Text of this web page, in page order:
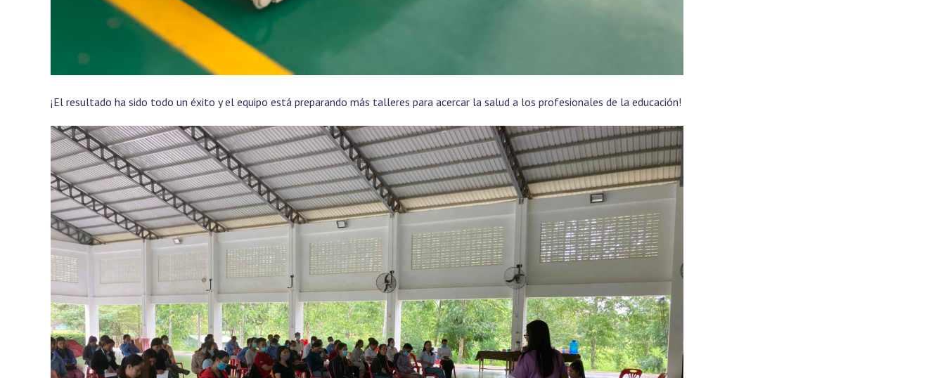
¡El resultado ha sido todo un éxito y el equipo está preparando más talleres para acercar la salud a los profesionales de la educación!